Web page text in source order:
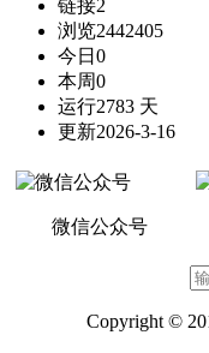
链接2
浏览2442405
今日 0
本周0
运行2783 天
更新2026-3-16
微信公众号
Copyright ©